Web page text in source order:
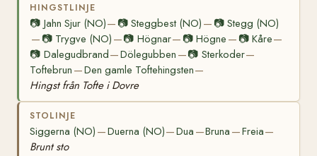
HINGSTLINJE
📷 Jahn Sjur (NO)— 📷Steggbest (NO) — 📷 Stegg (NO)
— 📷 Trygve (NO) —📷 Högnar— 📷Högne — 📷 Kåre—
📷 Dalegudbrand—Dölegubben —📷 Sterkoder—
Toftebrun —Den gamle Toftehingsten—
Hingst från Tofte i Dovre
STOLINJE
Siggerna (NO) —Duerna (NO)—Dua —Bruna —Freia—
Brunt sto